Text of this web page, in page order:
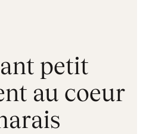
petit
au coeur